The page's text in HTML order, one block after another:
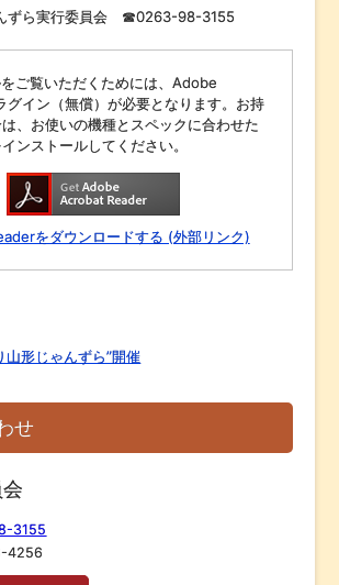
ずら実行委員会 ☎0263-98-3155
ご覧いただくためには、Adobe
グイン（無償）が必要となります。お持
、お使いの機種とスペックに合わせた
ンストールしてください。
をダウンロードする (外部リンク)
山形じゃんずら”開催
せ
3155
4256